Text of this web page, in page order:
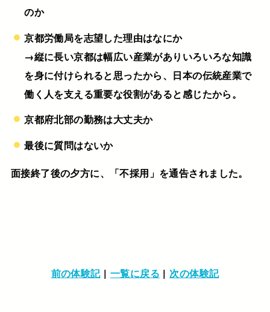
のか
京都労働局を志望した理由はなにか
→縦に長い京都は幅広い産業がありいろいろな知識
を身に付けられると思ったから、日本の伝統産業で
働く人を支える重要な役割があると感じたから。
京都府北部の勤務は大丈夫か
最後に質問はないか
面接終了後の夕方に、「不採用」を通告されました。
前の体験記| 一覧に戻る | 次の体験記